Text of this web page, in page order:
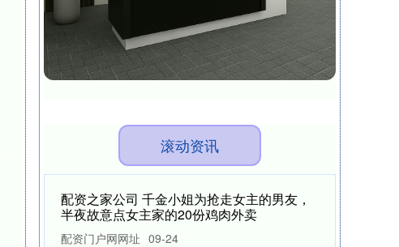
滚动资讯
中国正规股票配资公司 最新披露！两大赛道
火爆，这些股上榜
股票配资规则 09-08